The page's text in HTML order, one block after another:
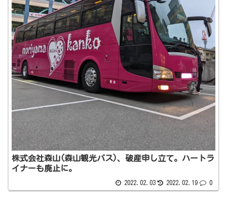
株式会社森山(森山観光バス)、破産申し立て。ハートラ
イナーも廃止に。
2022.02.03 2022.02.19 0